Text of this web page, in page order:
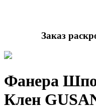
Заказ
Фанера
Клен